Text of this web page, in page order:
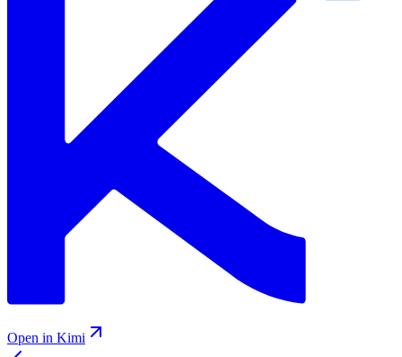
Open in Kimi